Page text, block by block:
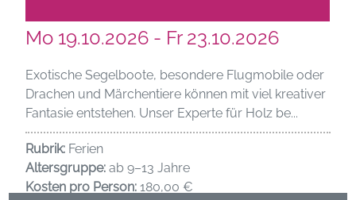
Mo 19.10.2026 - Fr 23.10.2026
Exotische Segelboote, besondere Flugmobile oder
Drachen und Märchentiere können mit viel kreativer
Fantasie entstehen. Unser Experte für Holz be...
Rubrik: Ferien
Altersgruppe: ab 9–13 Jahre
Kosten pro Person: 180,00 €